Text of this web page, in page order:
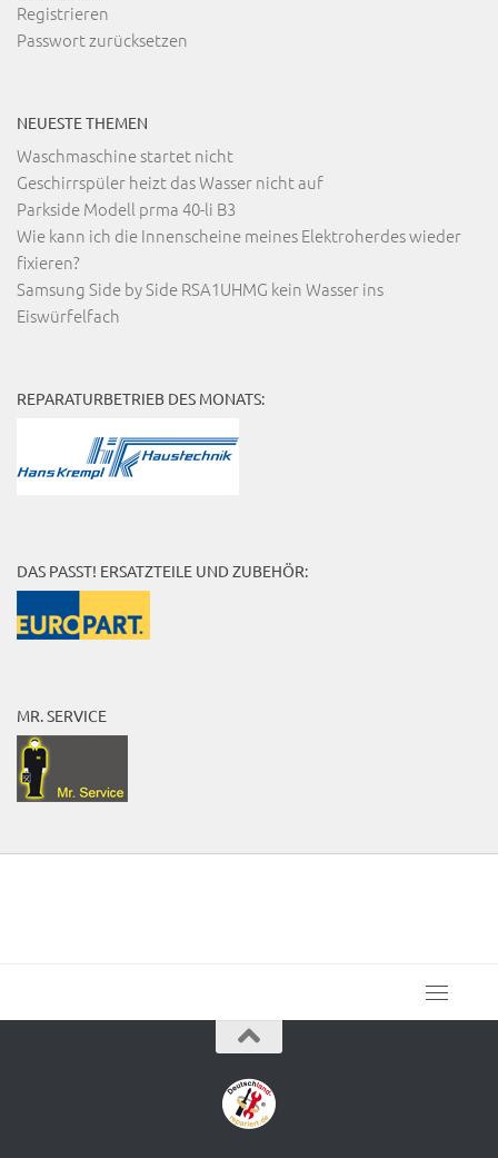
Registrieren
Passwort zurücksetzen
NEUESTE THEMEN
Waschmaschine startet nicht
Geschirrspüler heizt das Wasser nicht auf
Parkside Modell prma 40-li B3
Wie kann ich die Innenscheine meines Elektroherdes wieder
fixieren?
Samsung Side by Side RSA1UHMG kein Wasser ins
Eiswürfelfach
REPARATURBETRIEB DES MONATS:
DAS PASST! ERSATZTEILE UND ZUBEHÖR:
MR. SERVICE